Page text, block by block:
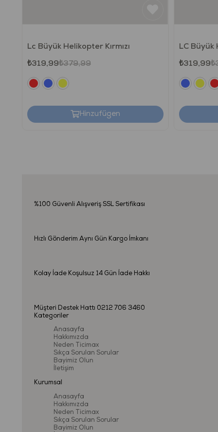
Lc Büyük Helikopter Kırmızı
₺319,99₺379,99
Hinzufügen
LC Büyük
₺319,99
%100 Güvenli Alışveriş SSL Sertifikası
Hızlı Gönderim Aynı Gün Kargo İmkanı
Kolay İade Koşulsuz 14 Gün İade Hakkı
Müşteri Destek Hattı 0212 706 3460
Kategoriler
Anasayfa
Hakkımızda
Neden Ticimax
Sıkça Sorulan Sorular
Bayimiz Olun
İletişim
Kurumsal
Anasayfa
Hakkımızda
Neden Ticimax
Sıkça Sorulan Sorular
Bayimiz Olun